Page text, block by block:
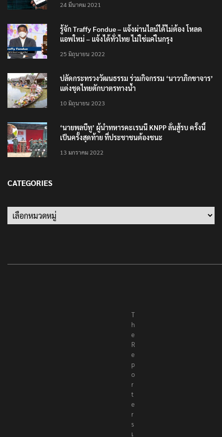
24 มีนาคม 2021
รู้จัก Traffy Fondue – แจ้งผ่านไลน์ได้ไม่ต้อง โหลด
แอพใหม่ – แจ้งได้ทั่วไทย ไม่ใช่แค่ในกรุง
25 มิถุนายน 2022
ปลัดกระทรวงวัฒนธรรม ร่วมกิจกรรม ‘นาวาภิกขาจาร’
แต่งชุดไทยตักบาตรทางน้ำ
10 มิถุนายน 2023
‘นายพลบีทู’ ผู้นำทหารคะเรนนี KNPP ลั่นสู้รบ ครั้งนี้
เป็นครั้งสุดท้าย ที่ประชาชนต้องชนะ
13 มกราคม 2022
CATEGORIES
Categories
T
h
e
R
e
p
o
r
t
e
r
s
เ